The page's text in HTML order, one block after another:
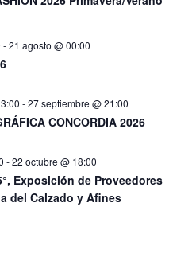
-21 agosto @ 00:00
-27 septiembre @ 21:00
CONCORDIA 2026
-22 octubre @ 18:00
Exposición de Proveedores
del Calzado y Afines